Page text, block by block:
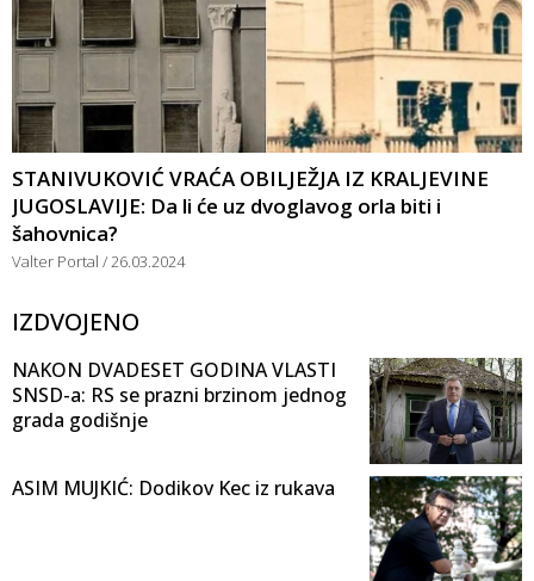
STANIVUKOVIĆ VRAĆA OBILJEŽJA IZ KRALJEVINE
JUGOSLAVIJE: Da li će uz dvoglavog orla biti i
šahovnica?
Valter Portal 26.03.2024
IZDVOJENO
NAKON DVADESET GODINA VLASTI
SNSD-a: RS se prazni brzinom jednog
grada godišnje
ASIM MUJKIĆ: Dodikov Kec iz rukava